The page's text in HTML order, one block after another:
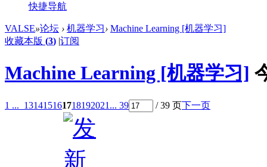
快捷导航
VALSE»论坛 › 机器学习› Machine Learning [机器学习]
收藏本版 (3) |订阅
Machine Learning [机器学习]
1 ... 131415161718192021 ... 39 / 39 页下一页